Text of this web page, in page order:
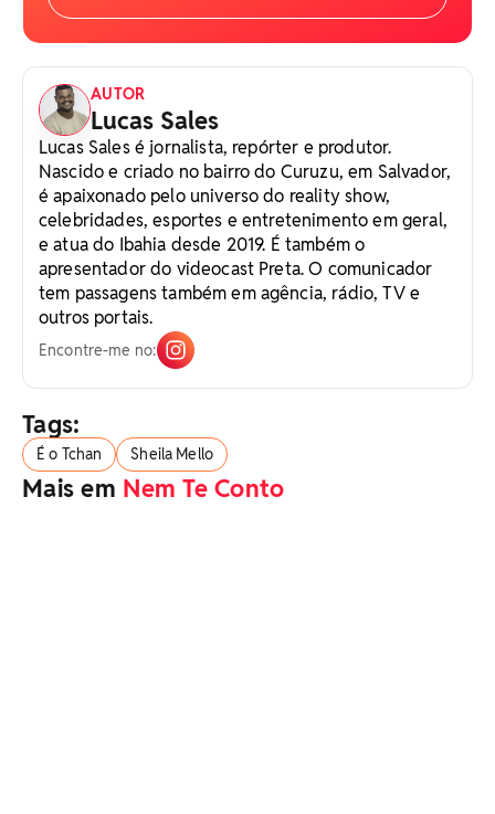
AUTOR
Lucas Sales
Lucas Sales é jornalista, repórter e produtor.
Nascido e criado no bairro do Curuzu, em Salvador,
é apaixonado pelo universo do reality show,
celebridades, esportes e entretenimento em geral,
e atua do Ibahia desde 2019. É também o
apresentador do videocast Preta. O comunicador
tem passagens também em agência, rádio, TV e
outros portais.
Encontre-me no:
Tags:
É o Tchan Sheila Mello
Mais em Nem Te Conto